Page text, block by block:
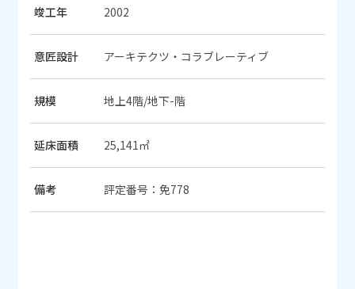
竣工年 2002
意匠設計 アーキテクツ・コラブレーティブ
規模 地上4階/地下-階
延床面積 25,141㎡
備考 評定番号：免778